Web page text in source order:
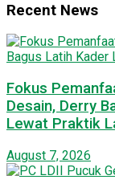
Recent News
Fokus
Desain, Derry
Lewat Praktik
August 7, 2026